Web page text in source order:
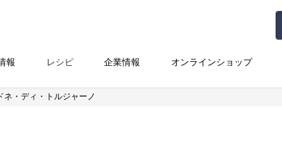
報 レシピ 企業情報 オンラインショップ
ネ・ディ・トルジャーノ